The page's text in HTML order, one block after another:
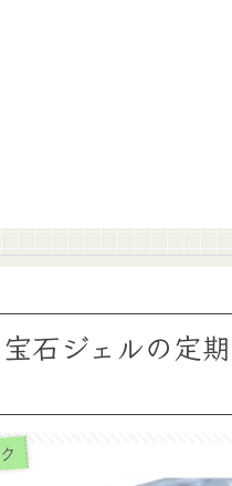
石ジェルの定